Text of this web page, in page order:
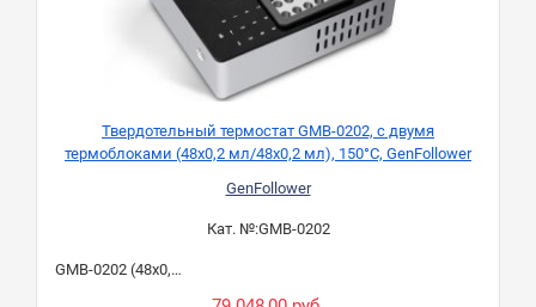
Твердотельный термостат GMB-0202, с двумя
термоблоками (48х0,2 мл/48х0,2 мл), 150°C, GenFollower
GenFollower
Кат. №:GMB-0202
GMB-0202 (48х0,2 мл/48х0,2 мл)